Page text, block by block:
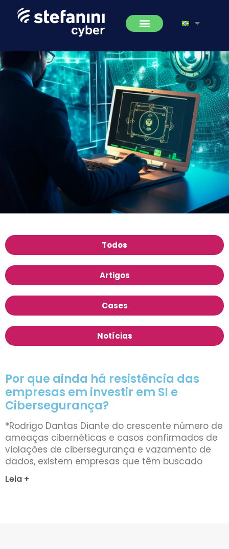
Todos
Artigos
Cases
Notícias
Por que ainda há resistência das
empresas em investir em SI e
Cibersegurança?
*Rodrigo Dantas Diante do crescente número de
ameaças cibernéticas e casos confirmados de
violações de cibersegurança e vazamento de
dados, existem empresas que têm buscado
Leia +